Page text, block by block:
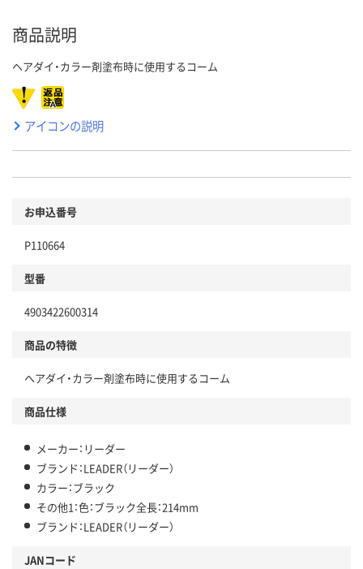
商品説明
ヘアダイ・カラー剤塗布時に使用するコーム
アイコンの説明
お申込番号
P110664
型番
4903422600314
商品の特徴
ヘアダイ・カラー剤塗布時に使用するコーム
商品仕様
メーカー：リーダー
ブランド：LEADER（リーダー）
カラー：ブラック
その他1：色：ブラック全長：214mm
ブランド：LEADER（リーダー）
JANコード